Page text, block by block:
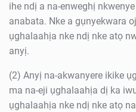
ihe ndị a na-enweghị
anabata. Nke a gụnyekwara
ụghalaahịa nke ndị nke atọ
anyị.
(2) Anyị na-akwanyere ikike
ma na-eji ụghalaahịa dị ka
ụghalaahịa nke ndị nke atọ